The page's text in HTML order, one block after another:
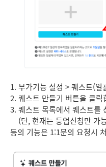
1. 부가기능 설정 > 퀘스트(
2. 퀘스트 만들기 버튼을 클릭
3. 퀘스트 목록에서 퀘스트를
(단, 현재는 등업신청만 가
등의 기능은 1:1문의 요청시